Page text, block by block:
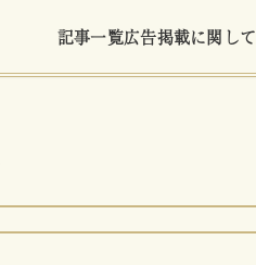
記事一覧広告掲載に関して